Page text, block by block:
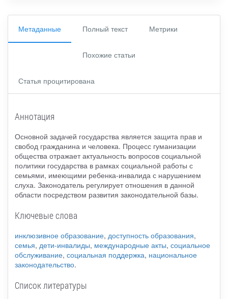
Метаданные Полный текст Метрики
Похожие статьи
Статья процитирована
Аннотация
Основной задачей государства является защита прав и
свобод гражданина и человека. Процесс гуманизации
общества отражает актуальность вопросов социальной
политики государства в рамках социальной работы с
семьями, имеющими ребенка-инвалида с нарушением
слуха. Законодатель регулирует отношения в данной
области посредством развития законодательной базы.
Ключевые слова
инклюзивное образование, доступность образования,
семья, дети-инвалиды, международные акты, социальное
обслуживание, социальная поддержка, национальное
законодательство.
Список литературы